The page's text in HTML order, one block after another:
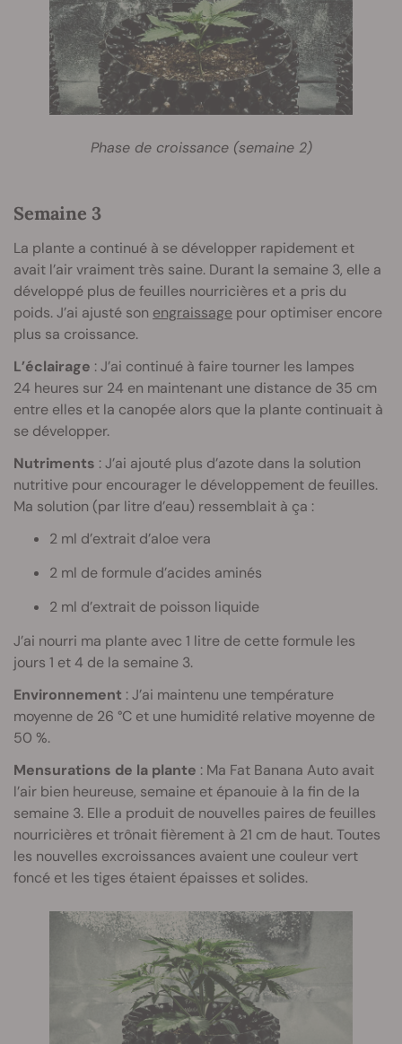
Phase de croissance (semaine 2)
Semaine 3
La plante a continué à se développer rapidement et
avait l’air vraiment très saine. Durant la semaine 3, elle a
développé plus de feuilles nourricières et a pris du
poids. J’ai ajusté son engraissage pour optimiser encore
plus sa croissance.
L’éclairage : J’ai continué à faire tourner les lampes
24 heures sur 24 en maintenant une distance de 35 cm
entre elles et la canopée alors que la plante continuait à
se développer.
Nutriments : J’ai ajouté plus d’azote dans la solution
nutritive pour encourager le développement de feuilles.
Ma solution (par litre d’eau) ressemblait à ça :
2 ml d’extrait d’aloe vera
2 ml de formule d’acides aminés
2 ml d’extrait de poisson liquide
J’ai nourri ma plante avec 1 litre de cette formule les
jours 1 et 4 de la semaine 3.
Environnement : J’ai maintenu une température
moyenne de 26 °C et une humidité relative moyenne de
50 %.
Mensurations de la plante : Ma Fat Banana Auto avait
l’air bien heureuse, semaine et épanouie à la fin de la
semaine 3. Elle a produit de nouvelles paires de feuilles
nourricières et trônait fièrement à 21 cm de haut. Toutes
les nouvelles excroissances avaient une couleur vert
foncé et les tiges étaient épaisses et solides.